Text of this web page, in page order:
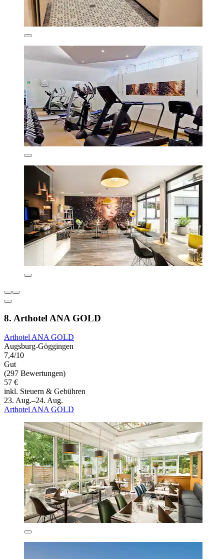
8. Arthotel ANA GOLD
Arthotel ANA GOLD
Augsburg-Göggingen
7,4/10
Gut
(297 Bewertungen)
57 €
inkl. Steuern & Gebühren
23. Aug.–24. Aug.
Arthotel ANA GOLD